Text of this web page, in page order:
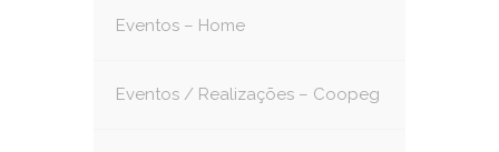
Eventos – Home
Eventos / Realizações – Coopeg